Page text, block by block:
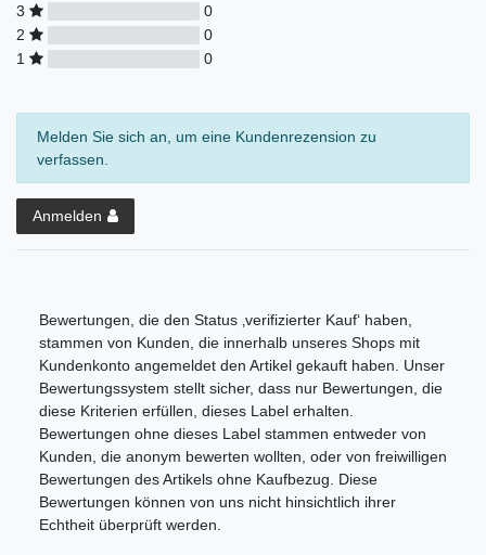
3
0
2
0
1
0
Melden Sie sich an, um eine Kundenrezension zu
verfassen.
Anmelden
Bewertungen, die den Status ‚verifizierter Kauf‘ haben,
stammen von Kunden, die innerhalb unseres Shops mit
Kundenkonto angemeldet den Artikel gekauft haben. Unser
Bewertungssystem stellt sicher, dass nur Bewertungen, die
diese Kriterien erfüllen, dieses Label erhalten.
Bewertungen ohne dieses Label stammen entweder von
Kunden, die anonym bewerten wollten, oder von freiwilligen
Bewertungen des Artikels ohne Kaufbezug. Diese
Bewertungen können von uns nicht hinsichtlich ihrer
Echtheit überprüft werden.